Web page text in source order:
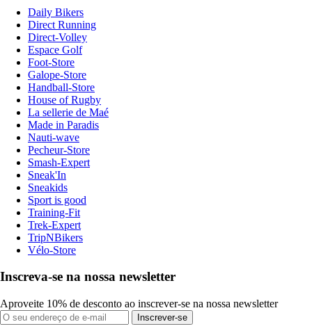
Daily Bikers
Direct Running
Direct-Volley
Espace Golf
Foot-Store
Galope-Store
Handball-Store
House of Rugby
La sellerie de Maé
Made in Paradis
Nauti-wave
Pecheur-Store
Smash-Expert
Sneak'In
Sneakids
Sport is good
Training-Fit
Trek-Expert
TripNBikers
Vélo-Store
Inscreva-se na nossa newsletter
Aproveite 10% de desconto ao inscrever-se na nossa newsletter
Inscrever-se